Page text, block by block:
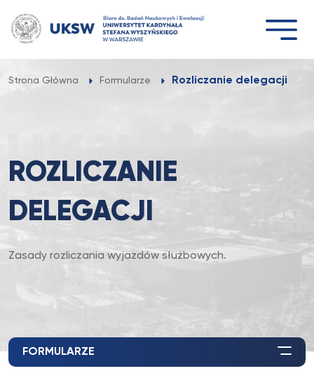
do
treści
Strona Główna Formularze Rozliczanie delegacji
ROZLICZANIE
DELEGACJI
Zasady rozliczania wyjazdów służbowych.
FORMULARZE